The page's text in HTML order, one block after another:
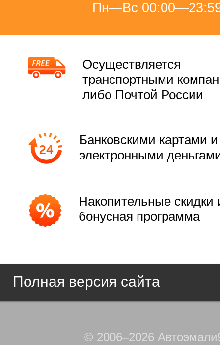
Пн—Вс
Осуществляется
транспортными
либо Почтой России
Банковскими картами и
электронными
Накопительные скидки
бонусная программа
Полная версия сайта
© 2006–2026